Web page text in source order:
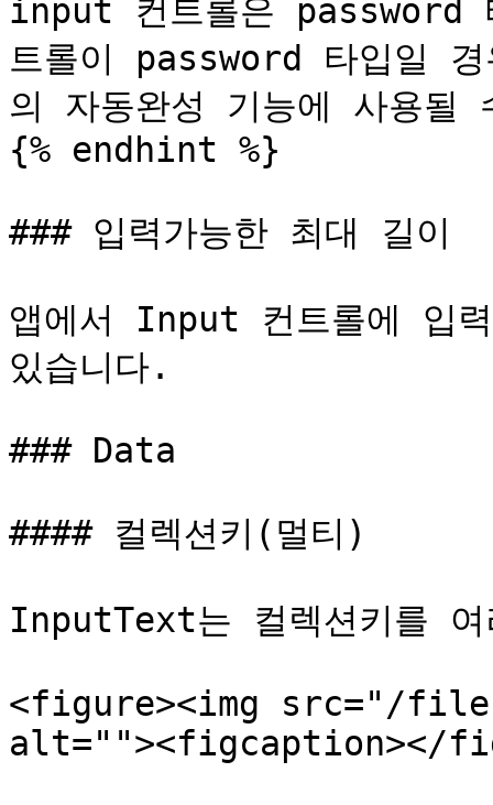
input 컨트롤은 password
트롤이 password 타입일
의 자동완성 기능에 사용될
{% endhint %}
### 입력가능한 최대 길이
앱에서 Input 컨트롤에 입
있습니다.
### Data
#### 컬렉션키(멀티)
InputText는 컬렉션키를
<figure><img src="/files/
alt=""><figcaption></